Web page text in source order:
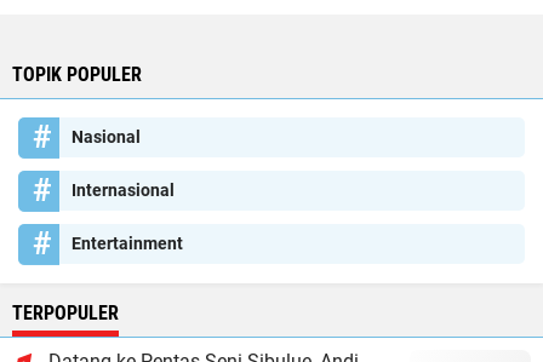
TOPIK POPULER
Nasional
Internasional
Entertainment
TERPOPULER